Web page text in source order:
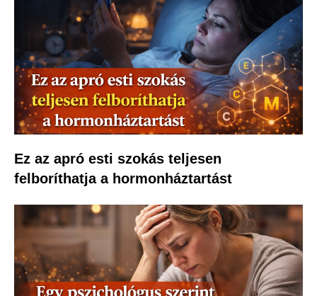
Ez az apró esti szokás teljesen
felboríthatja a hormonháztartást